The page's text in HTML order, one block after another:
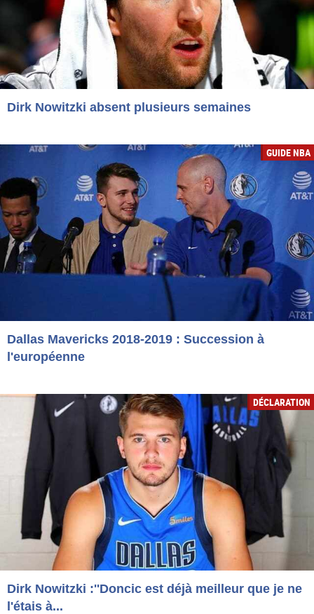
Dirk Nowitzki absent plusieurs semaines
GUIDE NBA
Dallas Mavericks 2018-2019 : Succession à
l'européenne
DÉCLARATION
Dirk Nowitzki :''Doncic est déjà meilleur que je ne
l'étais à...